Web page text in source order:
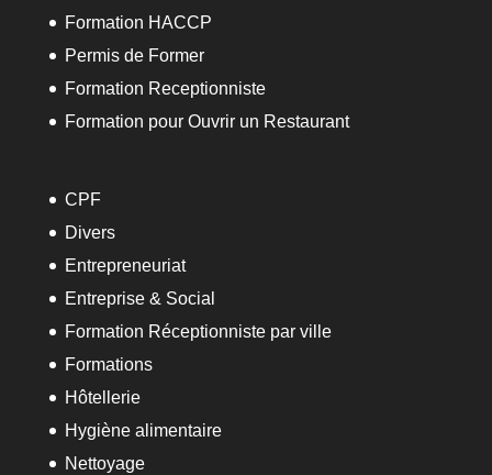
Formation HACCP
Permis de Former
Formation Receptionniste
Formation pour Ouvrir un Restaurant
CPF
Divers
Entrepreneuriat
Entreprise & Social
Formation Réceptionniste par ville
Formations
Hôtellerie
Hygiène alimentaire
Nettoyage